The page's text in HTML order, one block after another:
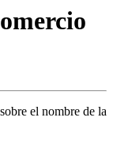
el nombre de la